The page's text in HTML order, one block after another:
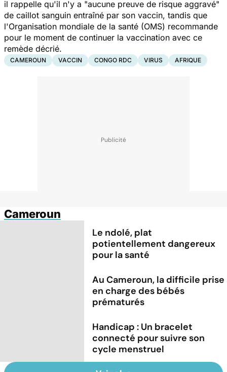
il rappelle qu'il n'y a "aucune preuve de risque aggravé"
de caillot sanguin entraîné par son vaccin, tandis que
l'Organisation mondiale de la santé (OMS) recommande
pour le moment de continuer la vaccination avec ce
remède décrié.
CAMEROUN VACCIN CONGO RDC VIRUS AFRIQUE
Cameroun
Le ndolé, plat
potientellement dangereux
pour la santé
Au Cameroun, la difficile prise
en charge des bébés
prématurés
Handicap : Un bracelet
connecté pour suivre son
cycle menstruel